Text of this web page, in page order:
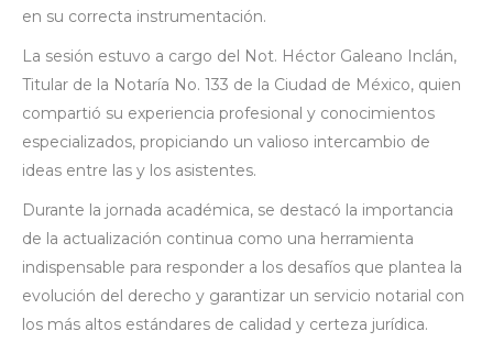
en su correcta instrumentación.
La sesión estuvo a cargo del Not. Héctor Galeano Inclán,
Titular de la Notaría No. 133 de la Ciudad de México, quien
compartió su experiencia profesional y conocimientos
especializados, propiciando un valioso intercambio de
ideas entre las y los asistentes.
Durante la jornada académica, se destacó la importancia
de la actualización continua como una herramienta
indispensable para responder a los desafíos que plantea la
evolución del derecho y garantizar un servicio notarial con
los más altos estándares de calidad y certeza jurídica.